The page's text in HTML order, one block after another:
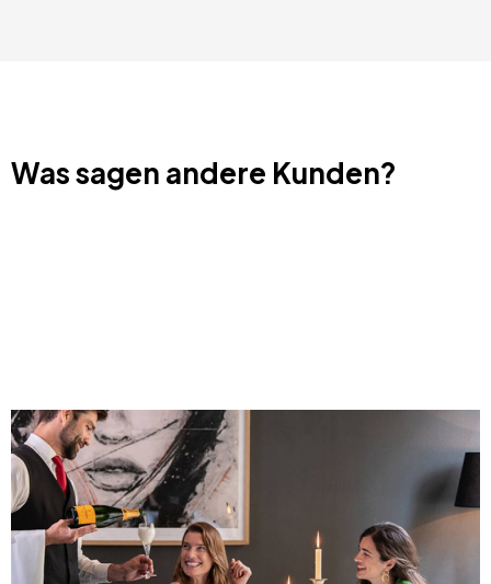
Was sagen andere Kunden?